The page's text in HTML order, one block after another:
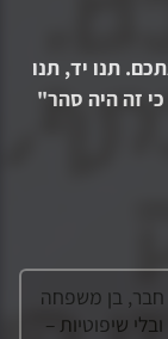
תנו יד, תנו
זה היה סהר"
חבר, בן משפחה
שיפוטיות –